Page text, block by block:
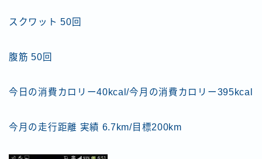
スクワット 50回
腹筋 50回
今日の消費カロリー40kcal/今月の消費カロリー395kcal
今月の走行距離 実績 6.7km/目標200km